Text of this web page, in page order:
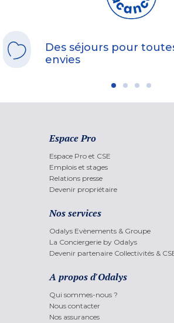
Des séjours pour
envies
Espace Pro
Espace Pro et CSE
Emplois et stages
Relations presse
Devenir propriétaire
Nos services
Odalys Evènements & Groupe
La Conciergerie by Odalys
Devenir partenaire Collectivités &
A propos d'Odalys
Qui sommes-nous ?
Nous contacter
Nos assurances